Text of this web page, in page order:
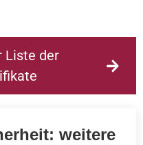
Liste der
weitere